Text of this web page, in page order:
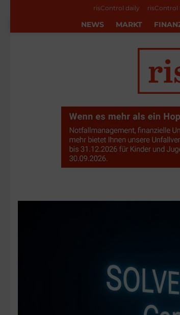
risControl daily risControl
NEWS MARKT